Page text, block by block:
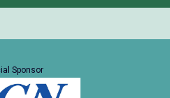
Sponsor